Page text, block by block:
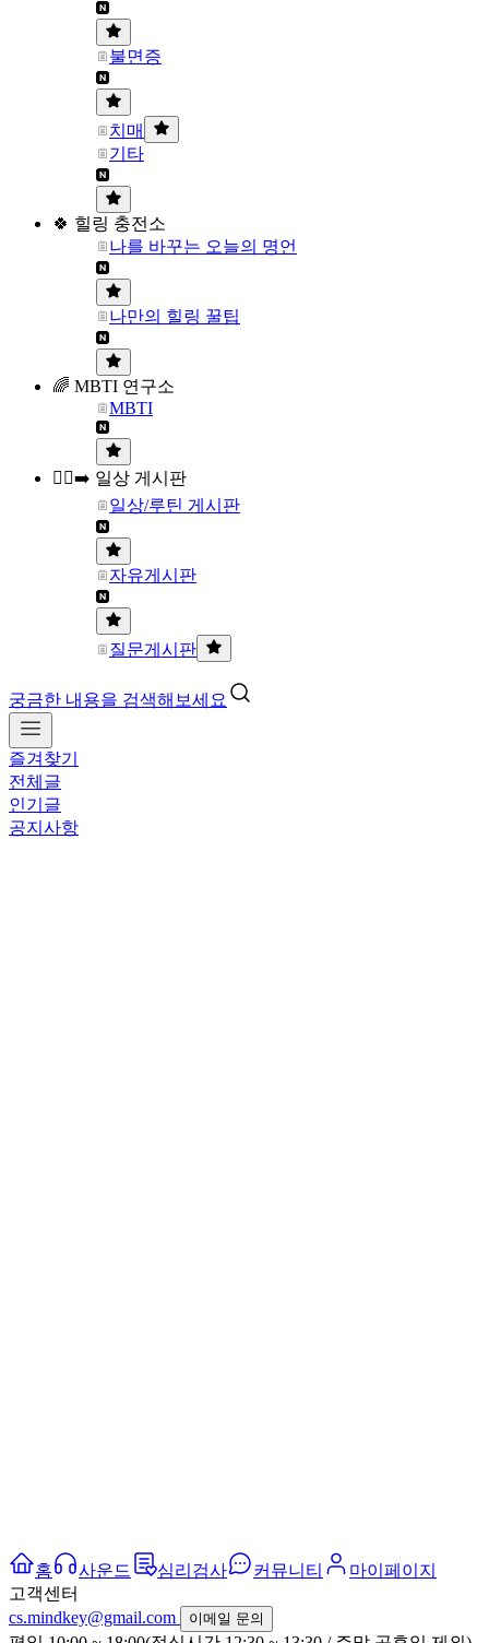
불면증
치매
기타
🍀 힐링 충전소
나를 바꾸는 오늘의 명언
나만의 힐링 꿀팁
🌈 MBTI 연구소
MBTI
🏃‍♀️‍➡️ 일상 게시판
일상/루틴 게시판
자유게시판
질문게시판
궁금한 내용을 검색해보세요
즐겨찾기
전체글
인기글
공지사항
홈 사운드 심리검사 커뮤니티
마이페이지
고객센터
cs.mindkey@gmail.com
이메일 문의